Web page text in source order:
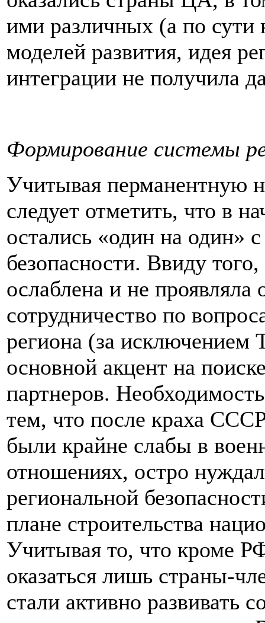
ими различных (а по
моделей развития, идея
интеграции не получила
Формирование системы
Учитывая перманентную
следует отметить, что в
остались «один на один»
безопасности. Ввиду
ослаблена и не проявляла
сотрудничество по
региона (за исключением
основной акцент на
партнеров.
тем, что после краха
были крайне слабы в
отношениях, остро
региональной
плане строительства
Учитывая то, что кроме
оказаться лишь страны-
стали активно развивать